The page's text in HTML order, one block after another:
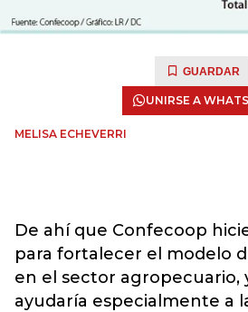
GUARDAR
UNIRSE A
MELISA ECHEVERRI
De ahí que Confecoop
para fortalecer el modelo
en el sector agropecuario,
ayudaría especialmente a